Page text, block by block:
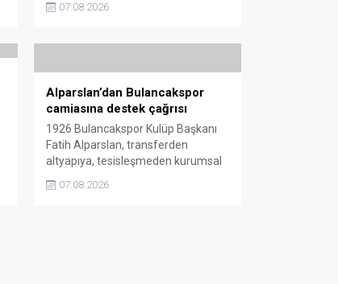
ulaştığı bir dönemde Ankara’ya 240
iddiasını gündeme getiren Sarı,
07.08.2026
Alparslan’dan Bulancakspor
camiasına destek çağrısı
1926 Bulancakspor Kulüp Başkanı
Fatih Alparslan, transferden
altyapıya, tesisleşmeden kurumsal
önemli adımlar attıklarını belirterek
07.08.2026